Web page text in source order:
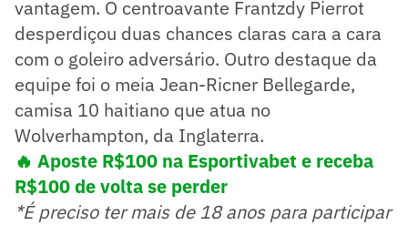
vantagem. O centroavante Frantzdy Pierrot
desperdiçou duas chances claras cara a cara
com o goleiro adversário. Outro destaque da
equipe foi o meia Jean-Ricner Bellegarde,
camisa 10 haitiano que atua no
Wolverhampton, da Inglaterra.
🔥 Aposte R$100 na Esportivabet e receba
R$100 de volta se perder
*É preciso ter mais de 18 anos para participar